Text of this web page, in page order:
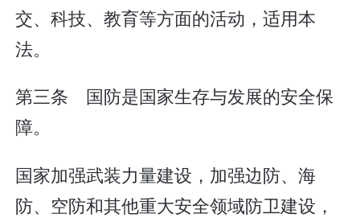
交、科技、教育等方面的活动，适用本
法。
第三条 国防是国家生存与发展的安全保
障。
国家加强武装力量建设，加强边防、海
防、空防和其他重大安全领域防卫建设，